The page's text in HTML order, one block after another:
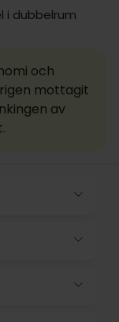
i dubbelrum
och
mottagit
av